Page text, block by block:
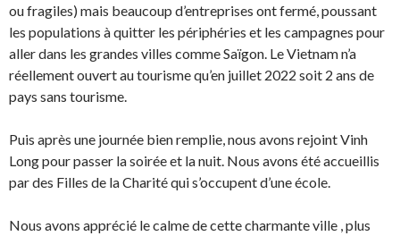
ou fragiles) mais beaucoup d’entreprises ont fermé, poussant
les populations à quitter les périphéries et les campagnes pour
aller dans les grandes villes comme Saïgon. Le Vietnam n’a
réellement ouvert au tourisme qu’en juillet 2022 soit 2 ans de
pays sans tourisme.
Puis après une journée bien remplie, nous avons rejoint Vinh
Long pour passer la soirée et la nuit. Nous avons été accueillis
par des Filles de la Charité qui s’occupent d’une école.
Nous avons apprécié le calme de cette charmante ville , plus